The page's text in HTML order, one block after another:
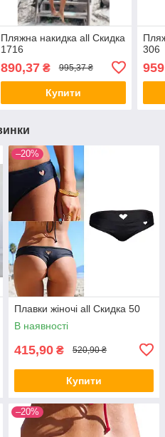
Пляжна накидка all Скидка
1716
890,37₴ 995,37 ₴
Купити
306
–20%
Плавки жіночі all Скидка 50
В наявності
415,90 ₴ 520,90 ₴
Купити
–20%